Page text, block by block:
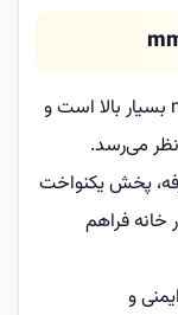
ارزش خرید فر کننده مو شیگلم مدل 32 mm بسیار بالا است و
می‌رسد.
پخش یکنواخت
خانه فراهم
و